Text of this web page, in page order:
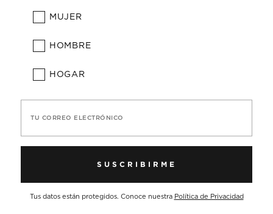
MUJER
HOMBRE
HOGAR
TU CORREO ELECTRÓNICO
SUSCRIBIRME
Tus datos están protegidos. Conoce nuestra Política de Privacidad